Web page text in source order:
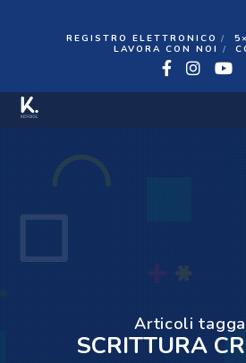
REGISTRO ELETTRONICO
LAVORA CON NOI
Articoli
SCRITTURA